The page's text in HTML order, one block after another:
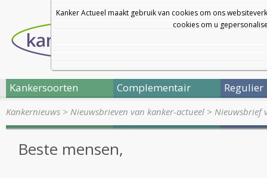
Kanker Actueel maakt gebruik van cookies om ons
cookies om u
Kankersoorten Complementair Regulier
Kankernieuws > Nieuwsbrieven van kanker-actueel > Nieuwsbrief
Beste mensen,